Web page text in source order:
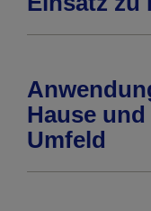
Hause
Umfeld